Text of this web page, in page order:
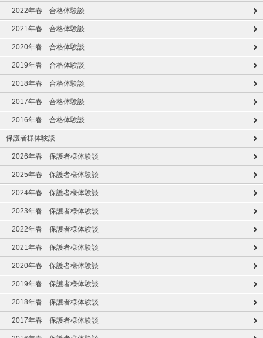
2022年春 合格体験談
2021年春 合格体験談
2020年春 合格体験談
2019年春 合格体験談
2018年春 合格体験談
2017年春 合格体験談
2016年春 合格体験談
保護者様体験談
2026年春 保護者様体験談
2025年春 保護者様体験談
2024年春 保護者様体験談
2023年春 保護者様体験談
2022年春 保護者様体験談
2021年春 保護者様体験談
2020年春 保護者様体験談
2019年春 保護者様体験談
2018年春 保護者様体験談
2017年春 保護者様体験談